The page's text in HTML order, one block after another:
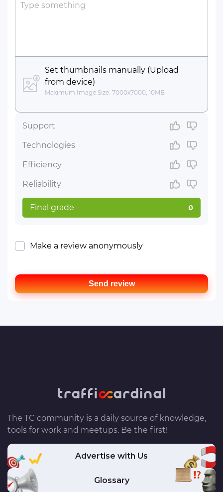
Support
Technologies
Efficiency
Reliability
Final grade 0
Type something
Set thumbnails manually (Upload
from device)
Maximum Image Size: 7000x7000, 10MB
Make a review anonymously
Send review
The TC community is a daily source of knowledge,
tools for work and meetups. Be the first!
Advertise with Us
Glossary